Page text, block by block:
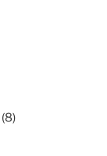
(8)